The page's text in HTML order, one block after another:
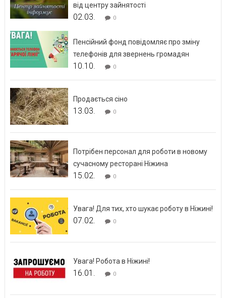
від центру зайнятості
02.03. 0
Пенсійний фонд повідомляє про зміну
телефонів для звернень громадян
10.10. 0
Продається сіно
13.03. 0
Потрібен персонал для роботи в новому
сучасному ресторані Ніжина
15.02. 0
Увага! Для тих, хто шукає роботу в Ніжині!
07.02. 0
Увага! Робота в Ніжині!
16.01. 0